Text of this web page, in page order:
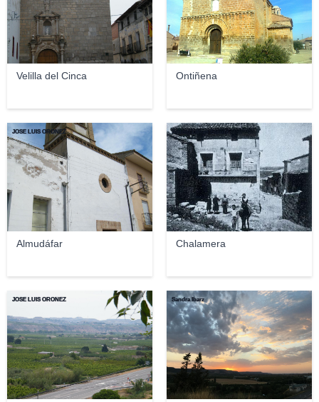
Velilla del Cinca Ontiñena
Almudáfar
JOSE LUIS OROÑEZ
Chalamera
Antoni Libran Espurz
JOSE LUIS OROÑEZ Sandra Ibarz